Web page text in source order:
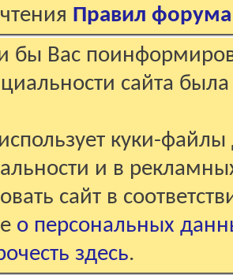
Правил форума
бы Вас
сайта
куки-файлы
и в
сайт в
о персональных
здесь.